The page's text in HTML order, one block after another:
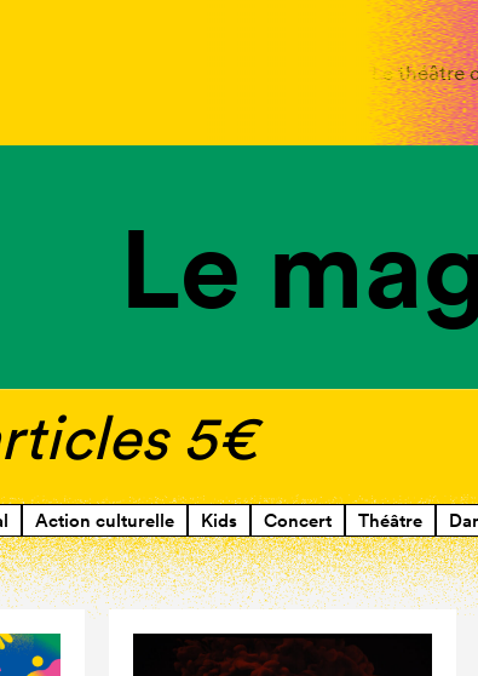
Le théâtre
Le
5€
Action culturelle Kids Concert Théâtre